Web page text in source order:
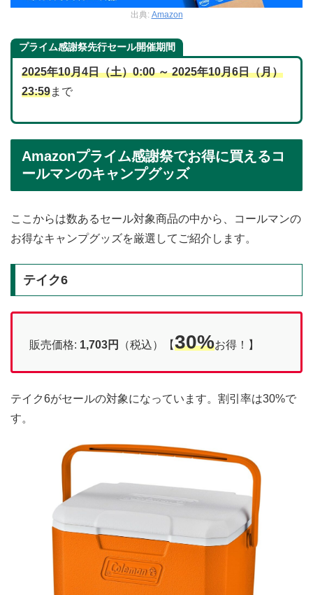
出典: Amazon
プライム感謝祭先行セール開催期間
2025年10月4日（土）0:00 ～ 2025年10月6日（月）
23:59まで
Amazonプライム感謝祭でお得に買えるコ
ールマンのキャンプグッズ
ここからは数あるセール対象商品の中から、コールマンの
お得なキャンプグッズを厳選してご紹介します。
テイク6
販売価格: 1,703円 （税込）【30%お得！】
テイク6がセールの対象になっています。割引率は30%で
す。